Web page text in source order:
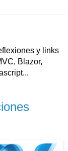
y links
Blazor,